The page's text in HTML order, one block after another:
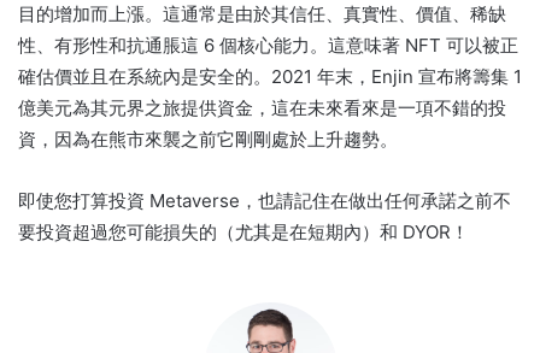
目的增加而上漲。 這通常是由於其信任、真實性、價值、稀缺
性、有形性和抗通脹這 6 個核心能力。 這意味著 NFT 可以被正
確估價並且在系統內是安全的。 2021 年末，Enjin 宣布將籌集 1
億美元為其元界之旅提供資金，這在未來看來是一項不錯的投
資，因為在熊市來襲之前它剛剛處於上升趨勢。
即使您打算投資 Metaverse，也請記住在做出任何承諾之前不
要投資超過您可能損失的（尤其是在短期內）和 DYOR！